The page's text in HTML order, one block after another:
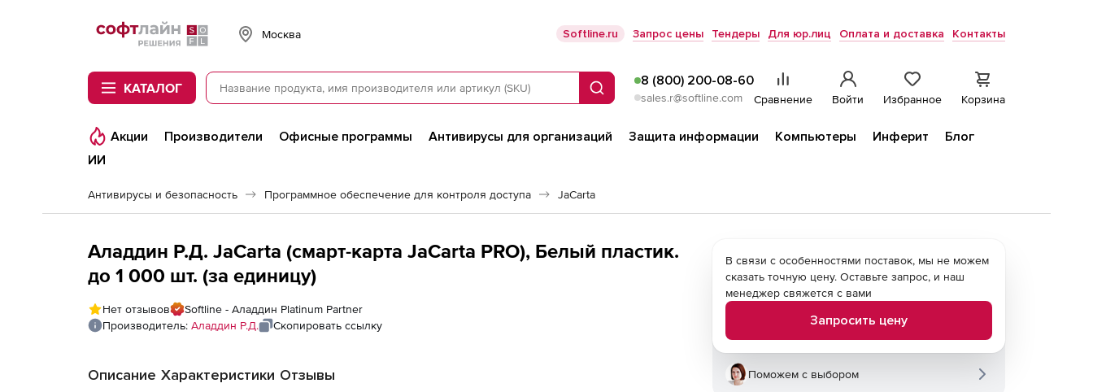
Softline
Москва Softline.ru Запрос цены Тендеры Для юр.лиц Оплата и доставка Контакты
КАТАЛОГ Поиск
8 (800) 200-08-60
sales.r@softline.com Сравнение Войти Избранное Корзина
Акции Производители Офисные программы Антивирусы для организаций Защита информации Компьютеры Инферит
Блог
ИИ
Антивирусы и безопасность Программное обеспечение для контроля доступа JaCarta
Аладдин Р.Д. JaCarta (смарт-карта JaCarta PRO), Белый пластик.
до 1 000 шт. (за единицу)
Нет отзывов
Softline - Аладдин Platinum Partner
Производитель: Аладдин Р.Д. Скопировать ссылку
Описание Характеристики Отзывы
В связи с особенностями поставок, мы не можем
сказать точную цену. Оставьте запрос, и наш
менеджер свяжется с вами
Запросить цену
Поможем с выбором